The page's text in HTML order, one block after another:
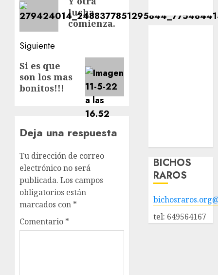
entradas
anterior:
lucha
comienza.
Siguiente
Siguiente
entrada:
Si es que
son los mas
bonitos!!!
Deja una respuesta
Tu dirección de correo
electrónico no será
publicada. Los campos
obligatorios están
marcados con *
Comentario *
BICHOS
RAROS
tel: 649564167